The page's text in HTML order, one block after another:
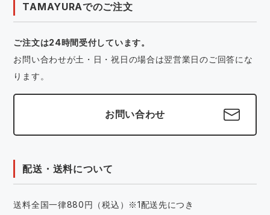
TAMAYURAでのご注文
ご注文は24時間受付しています。
お問い合わせが土・日・祝日の場合は翌営業日のご回答にな
ります。
お問い合わせ
配送・送料について
送料全国一律880円（税込）※1配送先につき